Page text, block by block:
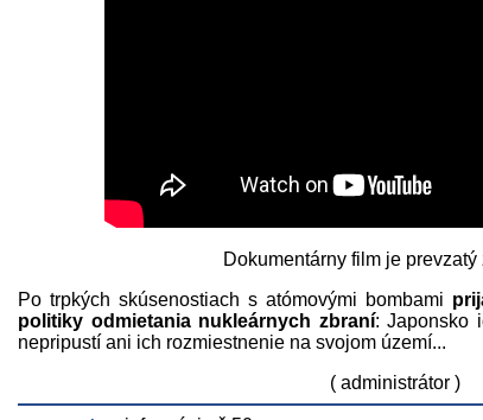
Dokumentárny film je prevzatý
Po trpkých skúsenostiach s atómovými bombami
politiky odmietania nukleárnych zbraní: Japonsko
nepripustí ani ich rozmiestnenie na svojom území...
( administrátor )